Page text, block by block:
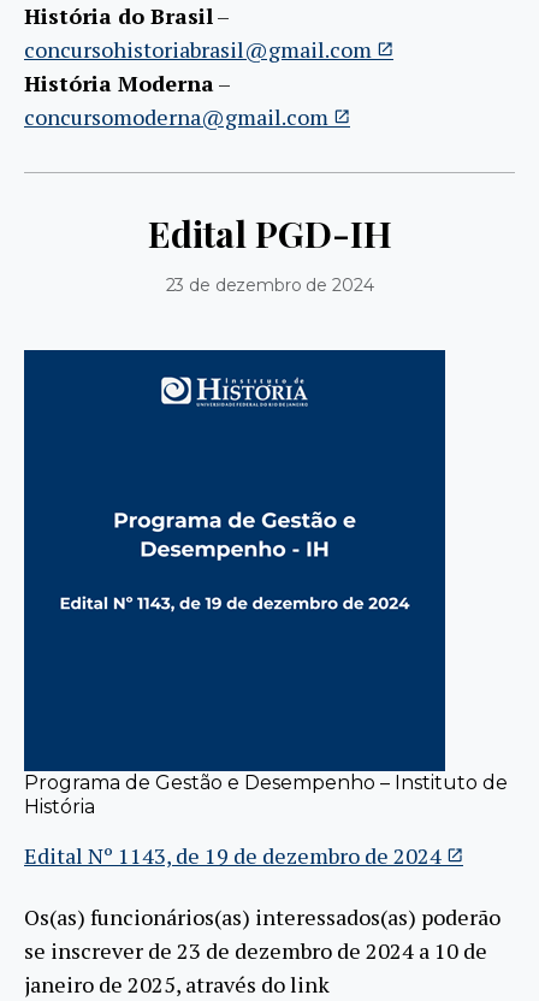
História do Brasil–
concursohistoriabrasil@gmail.com
História Moderna–
concursomoderna@gmail.com
Edital PGD-IH
23 de dezembro de 2024
Programa de Gestão e Desempenho – Instituto de
História
Edital Nº 1143, de 19 de dezembro de 2024
Os(as) funcionários(as) interessados(as) poderão
se inscrever de 23 de dezembro de 2024 a 10 de
janeiro de 2025, através do link